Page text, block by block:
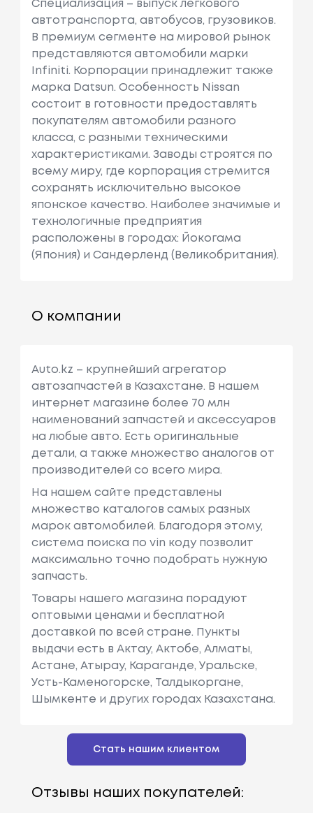
Специализация – выпуск легкового
автотранспорта, автобусов, грузовиков.
В премиум сегменте на мировой рынок
представляются автомобили марки
Infiniti. Корпорации принадлежит также
марка Datsun. Особенность Nissan
состоит в готовности предоставлять
покупателям автомобили разного
класса, с разными техническими
характеристиками. Заводы строятся по
всему миру, где корпорация стремится
сохранять исключительно высокое
японское качество. Наиболее значимые и
технологичные предприятия
расположены в городах: Йокогама
(Япония) и Сандерленд (Великобритания).
О компании
Auto.kz – крупнейший агрегатор
автозапчастей в Казахстане. В нашем
интернет магазине более 70 млн
наименований запчастей и аксессуаров
на любые авто. Есть оригинальные
детали, а также множество аналогов от
производителей со всего мира.
На нашем сайте представлены
множество каталогов самых разных
марок автомобилей. Благодоря этому,
система поиска по vin коду позволит
максимально точно подобрать нужную
запчасть.
Товары нашего магазина порадуют
оптовыми ценами и бесплатной
доставкой по всей стране. Пункты
выдачи есть в Актау, Актобе, Алматы,
Астане, Атырау, Караганде, Уральске,
Усть-Каменогорске, Талдыкоргане,
Шымкенте и других городах Казахстана.
Стать нашим клиентом
Отзывы наших покупателей: